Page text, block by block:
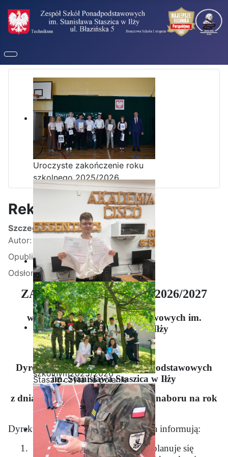
Uroczyste zakończenie roku
szkolnego 2025/2026
Ostatnia garść certyfikatów
Akademii CISCO w roku
szkolnym2025/2026
Staszic czyta na polanie
Rekrutacja 2026
Szczegóły
Autor:
Kamil Krosta
Opublikowano: 12 marzec 2026
Odsłon: 16746
ZASADY REKRUTACJI 2026/2027
w Zespole Szkół Ponadpodstawowych im.
Stanisława Staszica w Iłży
Informacja
Dyrektora Zespołu Szkół Ponadpodstawowych
im. Stanisława Staszica w Iłży
z dnia 03 marca 2026 r. w sprawie naboru na rok
szkolny 2026/2027
Dyrektor Szkoły i Rada Pedagogiczna informują:
1.
W roku szkolnym 2026/2027 planuje się